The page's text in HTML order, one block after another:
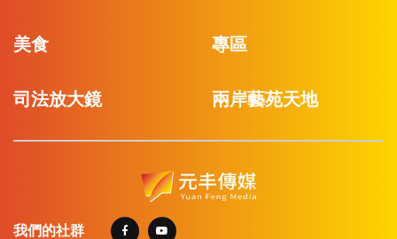
美食 專區
司法放大鏡 兩岸藝苑天地
我們的社群